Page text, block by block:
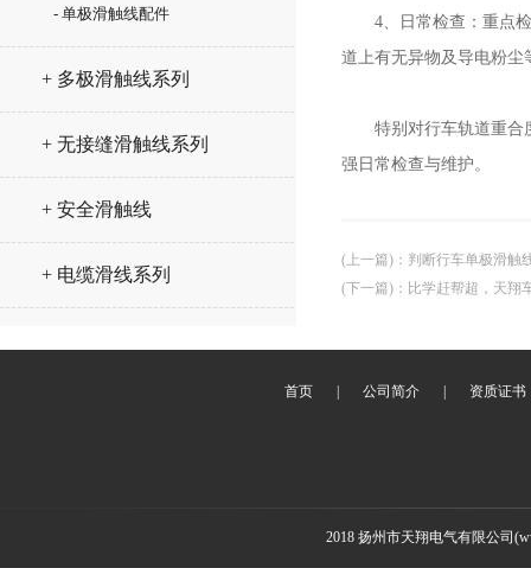
- 单极滑触线配件
+ 多极滑触线系列
+ 无接缝滑触线系列
+ 安全滑触线
+ 电缆滑线系列
4、日常检查：重点检
道上有无异物及导电粉
特别对行车轨道重合度
强日常检查与维护。
(上一篇) ： 判断行车单极滑触
(下一篇) ： 比学赶帮超，天翔
首页 公司简介 资质证书
2018 扬州市天翔电气有限公司